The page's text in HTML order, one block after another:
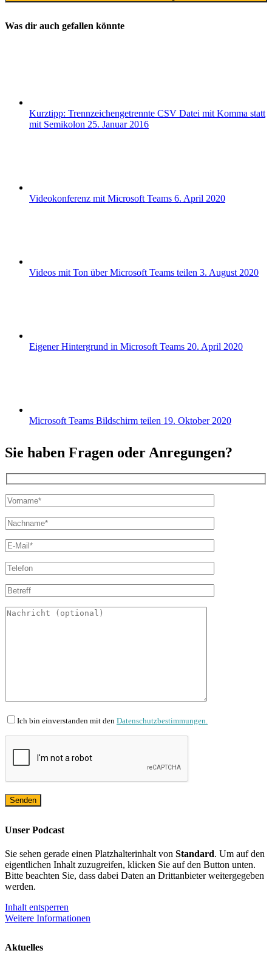
Was dir auch gefallen könnte
Kurztipp: Trennzeichengetrennte CSV Datei mit Komma statt
mit Semikolon 25. Januar 2016
Videokonferenz mit Microsoft Teams 6. April 2020
Videos mit Ton über Microsoft Teams teilen 3. August 2020
Eigener Hintergrund in Microsoft Teams 20. April 2020
Microsoft Teams Bildschirm teilen 19. Oktober 2020
Sie haben Fragen oder Anregungen?
Ich bin einverstanden mit den Datenschutzbestimmungen.
Unser Podcast
Sie sehen gerade einen Platzhalterinhalt von Standard. Um auf den
eigentlichen Inhalt zuzugreifen, klicken Sie auf den Button unten.
Bitte beachten Sie, dass dabei Daten an Drittanbieter weitergegeben
werden.
Inhalt entsperren
Weitere Informationen
Aktuelles